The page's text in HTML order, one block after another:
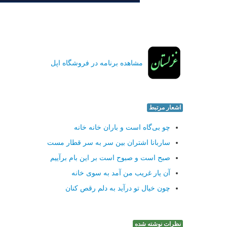
مشاهده برنامه در فروشگاه اپل
اشعار مرتبط
چو بی‌گاه است و باران خانه خانه
ساربانا اشتران بین سر به سر قطار مست
صبح است و صبوح است بر این بام برآییم
آن یار غریب من آمد به سوی خانه
چون خیال تو درآید به دلم رقص كنان
نظرات نوشته شده